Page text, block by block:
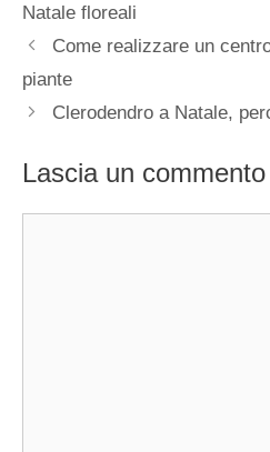
Natale floreali
Come realizzare un
piante
Clerodendro a Natale,
Lascia un commento